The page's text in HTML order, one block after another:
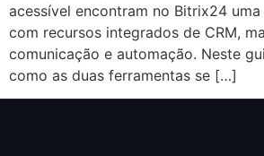
acessível encontram no Bitrix24
com recursos integrados de CRM,
comunicação e automação. Neste
como as duas ferramentas se […]